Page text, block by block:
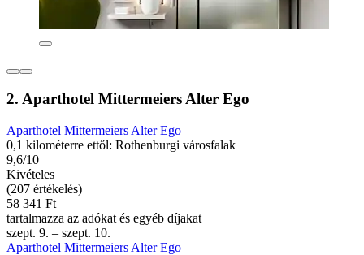
2. Aparthotel Mittermeiers Alter Ego
Aparthotel Mittermeiers Alter Ego
0,1 kilométerre ettől: Rothenburgi városfalak
9,6/10
Kivételes
(207 értékelés)
58 341 Ft
tartalmazza az adókat és egyéb díjakat
szept. 9. – szept. 10.
Aparthotel Mittermeiers Alter Ego